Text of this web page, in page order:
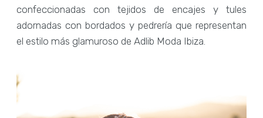
confeccionadas con tejidos de encajes y tules
adornadas con bordados y pedrería que representan
el estilo más glamuroso de Adlib Moda Ibiza.